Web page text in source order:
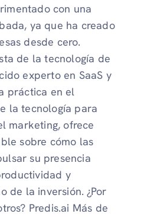
con una
ya que ha creado
desde cero.
de la tecnología de
experto en SaaS y
práctica en el
la tecnología para
marketing, ofrece
sobre cómo las
su presencia
y
de la inversión. ¿Por
Predis.ai Más de